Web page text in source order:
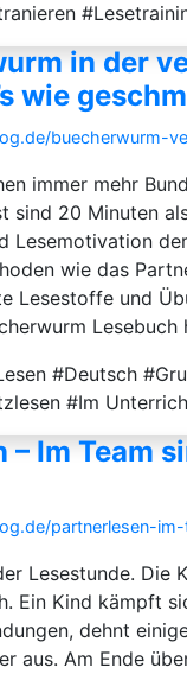
in der
wie
buecherwurm-
immer mehr
sind 20 Minuten
Lesemotivation
wie das
Lesestoffe und
#Deutsch
#Im
– Im Team
partnerlesen-
Lesestunde. Die
Ein Kind kämpft
dehnt
aus. Am Ende